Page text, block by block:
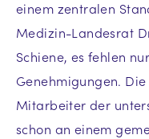
einem zentralen
Medizin-Landesrat
Schiene, es fehlen
Genehmigungen.
Mitarbeiter der
schon an einem